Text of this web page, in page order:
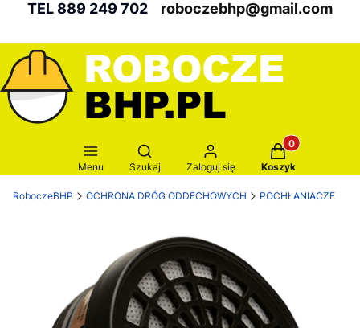
TEL 889 249 702 roboczebhp@gmail.com
Menu
Otwórz wyszukiwarkę
Szukaj Zaloguj się
Produkty w
Koszyk
RoboczeBHP OCHRONA DRÓG ODDECHOWYCH POCHŁANIACZE